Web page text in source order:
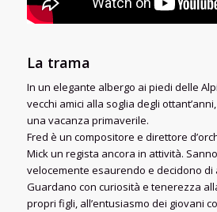
La trama
In un elegante albergo ai piedi delle
vecchi amici alla soglia degli
una vacanza primaverile.
Fred è un compositore e direttore
Mick un regista ancora in attività.
velocemente esaurendo e decidono
Guardano con curiosità e tenerezza
propri figli, all’entusiasmo dei giovani